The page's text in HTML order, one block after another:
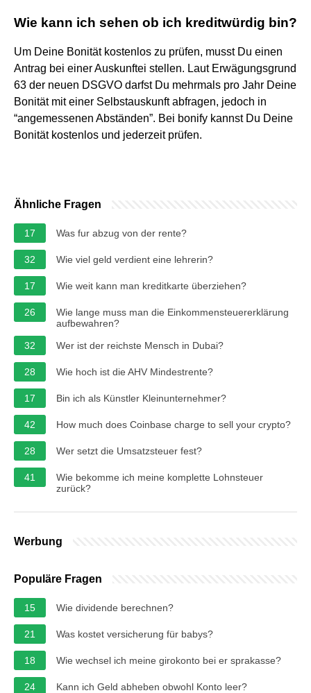
Wie kann ich sehen ob ich kreditwürdig bin?
Um Deine Bonität kostenlos zu prüfen, musst Du einen
Antrag bei einer Auskunftei stellen. Laut Erwägungsgrund
63 der neuen DSGVO darfst Du mehrmals pro Jahr Deine
Bonität mit einer Selbstauskunft abfragen, jedoch in
“angemessenen Abständen”. Bei bonify kannst Du Deine
Bonität kostenlos und jederzeit prüfen.
Ähnliche Fragen
17 Was fur abzug von der rente?
32 Wie viel geld verdient eine lehrerin?
17 Wie weit kann man kreditkarte überziehen?
26
Wie lange muss man die Einkommensteuererklärung
aufbewahren?
32
Wer ist der reichste Mensch in Dubai?
28 Wie hoch ist die AHV Mindestrente?
17 Bin ich als Künstler Kleinunternehmer?
42 How much does Coinbase charge to sell your crypto?
28 Wer setzt die Umsatzsteuer fest?
41
Wie bekomme ich meine komplette Lohnsteuer
zurück?
Werbung
Populäre Fragen
15 Wie dividende berechnen?
21 Was kostet versicherung für babys?
18 Wie wechsel ich meine girokonto bei er sprakasse?
24 Kann ich Geld abheben obwohl Konto leer?